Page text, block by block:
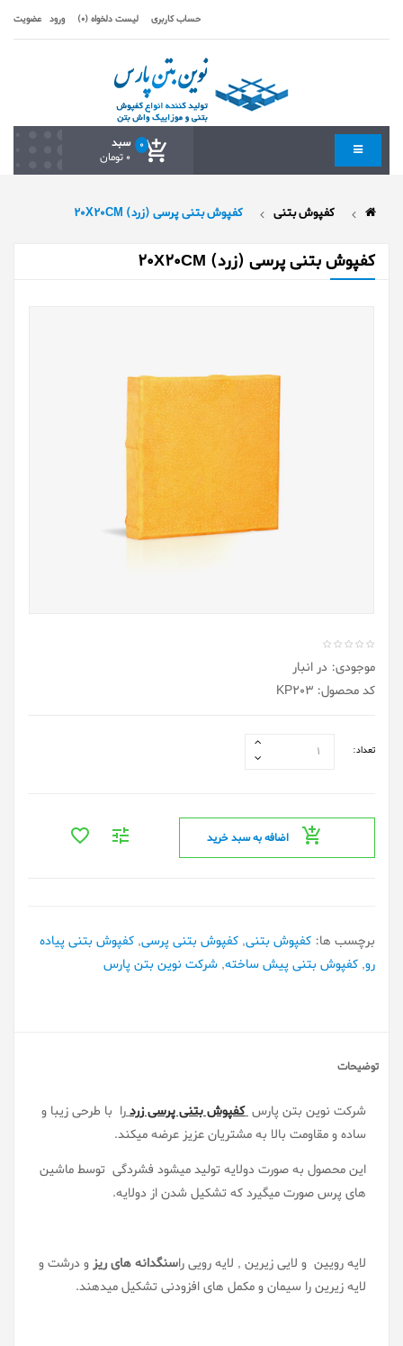
حساب کاربری لیست دلخواه (0) ورود عضویت
سبد 0
0 تومان
کفپوش بتنی کفپوش بتنی پرسی (زرد) 20X20CM
کفپوش بتنی پرسی (زرد) 20X20CM
موجودی: در انبار
کد محصول: KP203
تعداد:
اضافه به سبد خرید
برچسب ها: کفپوش بتنی, کفپوش بتنی پرسی, کفپوش بتنی پیاده
رو, کفپوش بتنی پیش ساخته, شرکت نوین بتن پارس
توضیحات
شرکت نوین بتن پارس کفپوش بتنی پرسی زردرا با طرحی زیبا و
ساده و مقاومت بالا به مشتریان عزیز عرضه میکند.
این محصول به صورت دولایه تولید میشود فشردگی توسط ماشین
های پرس صورت میگیرد که تشکیل شدن از دولایه.
لایه رویین و لایی زیرین , لایه رویی راسنگدانه های ریزو درشت و
لایه زیرین را سیمان و مکمل های افزودنی تشکیل میدهند.